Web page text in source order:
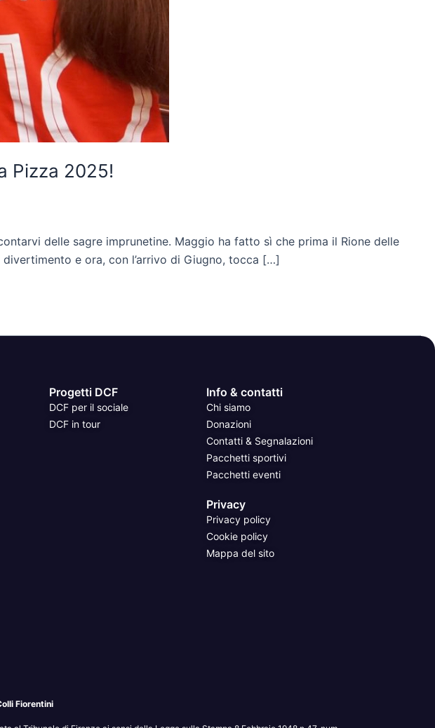
Pizza 2025!
delle sagre imprunetine. Maggio ha fatto sì che prima il Rione delle
e ora, con l’arrivo di Giugno, tocca […]
Progetti DCF
DCF per il sociale
DCF in tour
Info & contatti
Chi siamo
Donazioni
Contatti & Segnalazioni
Pacchetti sportivi
Pacchetti eventi
Privacy
Privacy policy
Cookie policy
Mappa del sito
Fiorentini